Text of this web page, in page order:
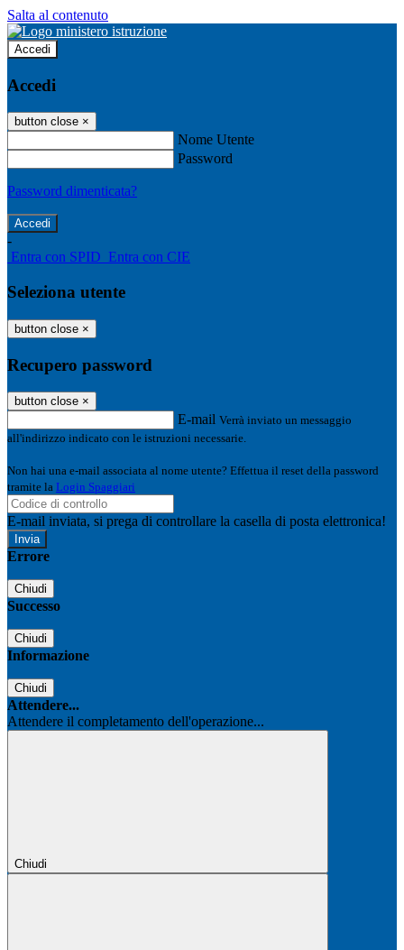
Salta al contenuto
Accedi
Accedi
button close ×
Nome Utente
Password
Password dimenticata?
-
Entra con SPID Entra con CIE
Seleziona utente
button close ×
Recupero password
button close ×
E-mail Verrà inviato un messaggio
all'indirizzo indicato con le istruzioni necessarie.
Non hai una e-mail associata al nome utente? Effettua il reset della password
tramite la Login Spaggiari
E-mail inviata, si prega di controllare la casella di posta elettronica!
Errore
Chiudi
Successo
Chiudi
Informazione
Chiudi
Attendere...
Attendere il completamento dell'operazione...
Chiudi